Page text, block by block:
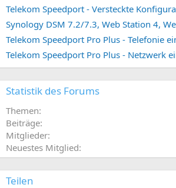
Telekom Speedport - Versteckte
Telekom Speedport Pro Plus - Telefonie
Telekom Speedport Pro Plus - Netzwerk
Statistik des Forums
Themen
Beiträge
Mitglieder
Neuestes Mitglied
Teilen